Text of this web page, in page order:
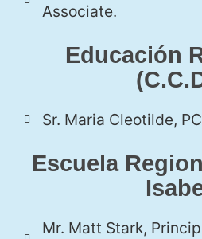
Associate.
Educación
Sr. Maria Cleotilde,
Escuela
Mr. Matt Stark,